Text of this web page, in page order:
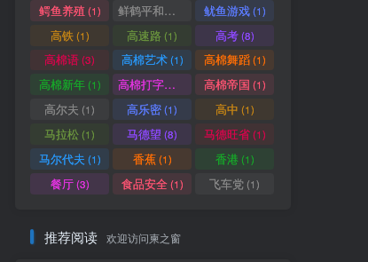
鳄鱼养殖(1) 鲜鹤平和赏 鱿鱼游戏(1)
高铁(1) 高速路 (1) 高考(8)
高棉语(3) 高棉艺术(1) 高棉舞蹈(1)
高棉新年(1) 高棉打字机 高棉帝国 (1)
高尔夫 (1) 高乐密(1) 高中 (1)
马拉松 (1) 马德望 (8) 马德旺省(1)
马尔代夫 (1) 香蕉(1) 香港(1)
餐厅(3) 食品安全(1) 飞车党 (1)
推荐阅读 欢迎访问柬之窗